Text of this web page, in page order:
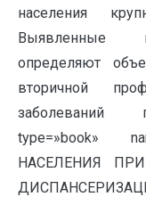
населения
Выявленные
определяют
вторичной
заболеваний
type=»book»
НАСЕЛЕНИЯ